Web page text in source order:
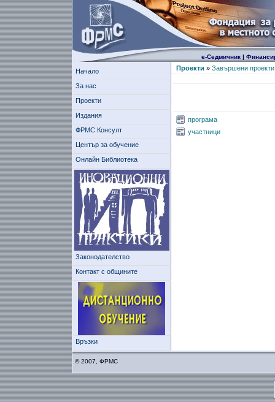
е-Седмичник|
Начало
За нас
Проекти
Издания
ФРМС Консулт
Център за обучение
Онлайн Библиотека
Законодателство
Контакт с общините
Връзки
Проекти » Завършени проекти
програма
участници
© 2007, ФРМС